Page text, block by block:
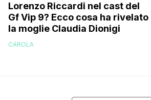
Lorenzo Riccardi nel cast del
Gf Vip 9? Ecco cosa ha rivelato
la moglie Claudia Dionigi
CAROLA